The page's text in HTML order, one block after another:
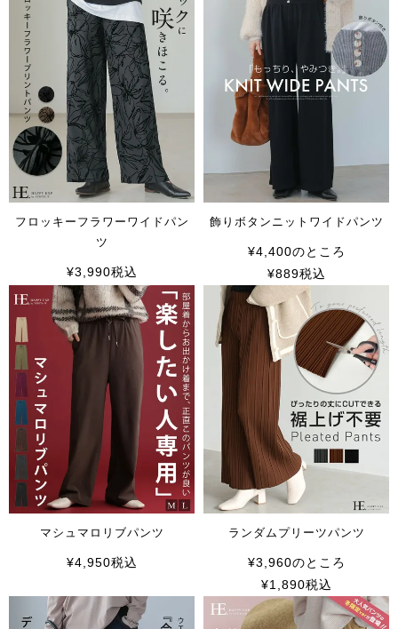
フロッキーフラワーワイドパン
ツ
¥3,990税込
飾りボタンニットワイドパンツ
¥4,400のところ
¥889税込
マシュマロリブパンツ
¥4,950税込
ランダムプリーツパンツ
¥3,960のところ
¥1,890税込